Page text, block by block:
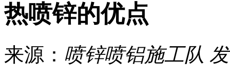
热喷锌的优点
来源： 喷锌喷铝施工队